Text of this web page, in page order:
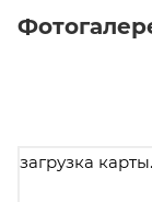
загрузка